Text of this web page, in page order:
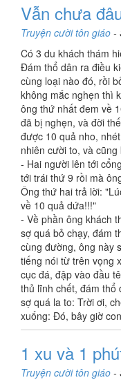
Vẫn chưa
Truyện cười tôn giáo -
Có 3 du khách thám
Đám thổ dân ra điều
cùng loại nào đó, rồi
không mắc nghẹn thì
ông thứ nhất đem về
đã bị nghẹn, và đời
được 10 quả nho,
nhiên cười to, và
- Hai người lên tới
tới trái thứ 9 rồi mà
Ông thứ hai trả lời:
về 10 quả dứa!!!"
- Về phần ông khách
sợ quá bỏ chạy, đám
cùng đường, ông này
tiếng nói từ trên vọng
cục đá, đập vào đầu
thủ lĩnh chết, đám thổ
sợ quá la to: Trời ơi,
xuống: Đó, bây giờ
1 xu và 1
Truyện cười tôn giáo -